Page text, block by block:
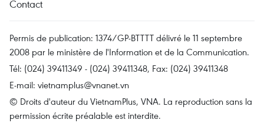
Contact
Permis de publication: 1374/GP-BTTTT délivré le 11 septembre
2008 par le ministère de l'Information et de la Communication.
Tél: (024) 39411349 - (024) 39411348, Fax: (024) 39411348
E-mail: vietnamplus@vnanet.vn
© Droits d'auteur du VietnamPlus, VNA. La reproduction sans la
permission écrite préalable est interdite.